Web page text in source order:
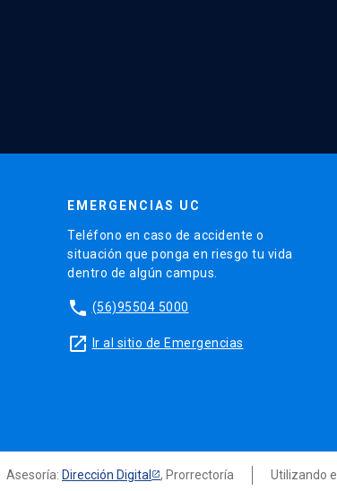
EMERGENCIAS UC
Teléfono en caso de accidente o
situación que ponga en riesgo tu vida
dentro de algún campus.
phone (56)95504 5000
launch Ir al sitio de Emergencias
Asesoría: Dirección Digital , Prorrectoría Utilizando el